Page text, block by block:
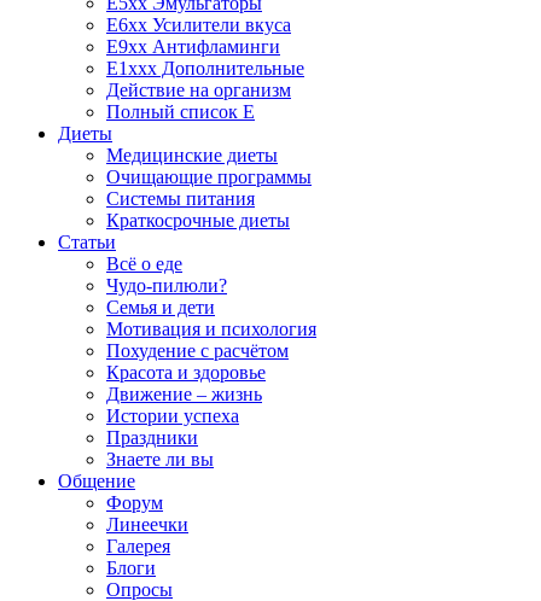
E6xx Усилители вкуса
E9xx Антифламинги
E1xxx Дополнительные
Действие на организм
Полный список E
Диеты
Медицинские диеты
Очищающие программы
Системы питания
Краткосрочные диеты
Статьи
Всё о еде
Чудо-пилюли?
Семья и дети
Мотивация и психология
Похудение с расчётом
Красота и здоровье
Движение – жизнь
Истории успеха
Праздники
Знаете ли вы
Общение
Форум
Линеечки
Галерея
Блоги
Опросы